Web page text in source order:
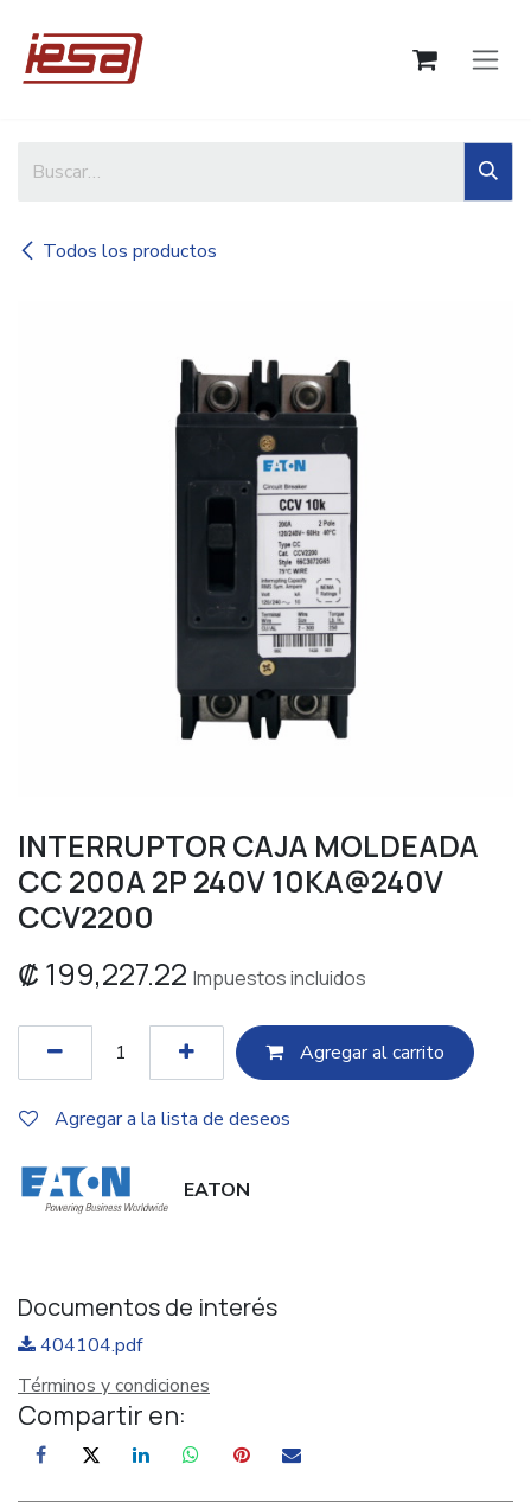
Todos los productos
INTERRUPTOR CAJA MOLDEADA
CC 200A 2P 240V 10KA@240V
CCV2200
₡ 199,227.22 Impuestos incluidos
Agregar al c​​arrito
Agregar a la lista de deseos
EATON
Documentos de interés
404104.pdf
Términos y condiciones
Compartir en: